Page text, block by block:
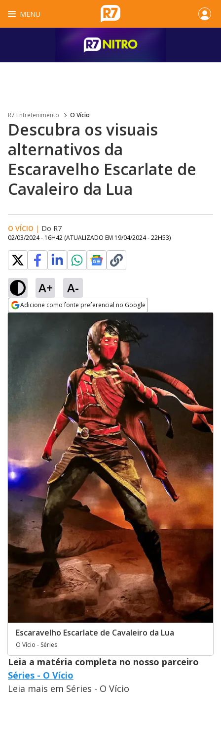
MENU
R7 Entretenimento O Vício
Descubra os visuais
alternativos da
Escaravelho Escarlate de
Cavaleiro da Lua
O VÍCIO | Do R7
02/03/2024 - 16H42 (ATUALIZADO EM 19/04/2024 - 22H53)
A+ A-
Adicione como fonte preferencial no Google
Escaravelho Escarlate de Cavaleiro da Lua
O Vício - Séries
Leia a matéria completa no nosso parceiro
Séries - O Vício
Leia mais em Séries - O Vício